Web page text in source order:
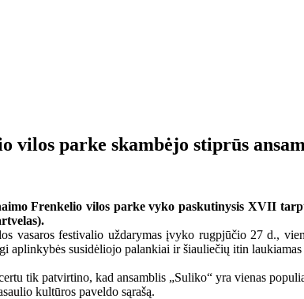
vilos parke skambėjo stiprūs
Frenkelio vilos parke vyko paskutinysis XVII
vasaros festivalio uždarymas įvyko rugpjūčio 27 d.,
aplinkybės susidėliojo palankiai ir šiauliečių itin
tik patvirtino, kad ansamblis „Suliko“ yra vienas
kultūros paveldo sąrašą.